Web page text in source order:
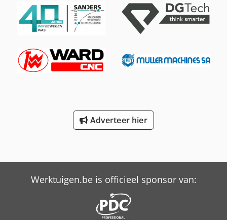
x 470 x 415 mm macht: AC 110V / 220V 50/60-Hz op verzoek
met Chuck charge 160.- 80 gratis verzending
Dcedpscctnasfx Anvok
Adverteer hier
Werktuigen.be is officieel sponsor van: